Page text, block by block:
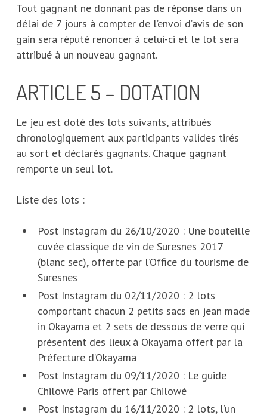
Tout gagnant ne donnant pas de réponse dans un
délai de 7 jours à compter de l’envoi d’avis de son
gain sera réputé renoncer à celui-ci et le lot sera
attribué à un nouveau gagnant.
ARTICLE 5 – DOTATION
Le jeu est doté des lots suivants, attribués
chronologiquement aux participants valides tirés
au sort et déclarés gagnants. Chaque gagnant
remporte un seul lot.
Liste des lots :
Post Instagram du 26/10/2020 : Une bouteille
cuvée classique de vin de Suresnes 2017
(blanc sec), offerte par l’Office du tourisme de
Suresnes
Post Instagram du 02/11/2020 : 2 lots
comportant chacun 2 petits sacs en jean made
in Okayama et 2 sets de dessous de verre qui
présentent des lieux à Okayama offert par la
Préfecture d’Okayama
Post Instagram du 09/11/2020 : Le guide
Chilowé Paris offert par Chilowé
Post Instagram du 16/11/2020 : 2 lots, l’un